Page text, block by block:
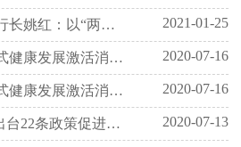
中国邮政储蓄银行副行长姚红：以“两山”理念指引绿色金融发展 2021-01-25
关于支持新业态新模式健康发展激活消费市场带动扩大就业的意见 2020-07-16
关于支持新业态新模式健康发展激活消费市场带动扩大就业的意见 2020-07-16
最高补贴500万!成都出台22条政策促进氢能产业高质量发展 2020-07-13